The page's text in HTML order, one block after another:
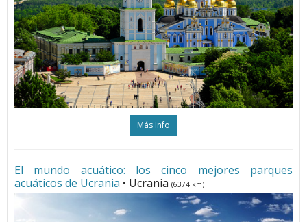
Más Info
El mundo acuático: los cinco mejores parques
acuáticos de Ucrania • Ucrania (6374 km)